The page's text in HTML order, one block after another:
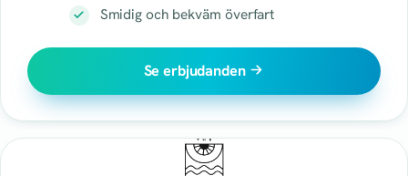
Smidig och bekväm överfart
Se erbjudanden